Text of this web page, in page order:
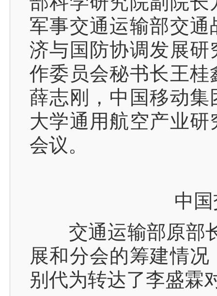
军事交通运输部交
济与国防协调发展
作委员会秘书长王
薛志刚，中国移动
大学通用航空产业
会议。
中国
交通运输部原部长
展和分会的筹建情
别代为转达了李盛霖